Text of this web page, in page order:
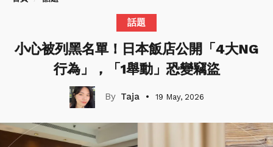
話題
小心被列黑名單！日本飯店公開「4大NG
行為」，「1舉動」恐變竊盜
Taja 19 May, 2026